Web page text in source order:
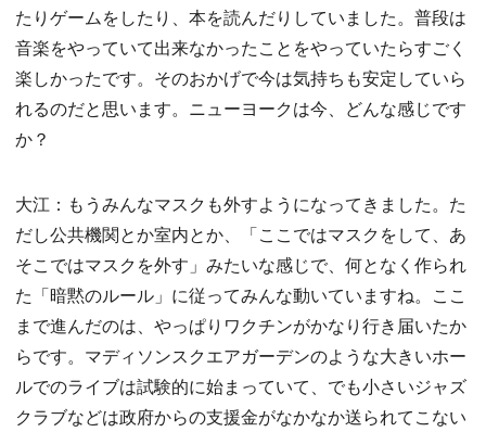
たりゲームをしたり、本を読んだりしていました。普段は
音楽をやっていて出来なかったことをやっていたらすごく
楽しかったです。そのおかげで今は気持ちも安定していら
れるのだと思います。ニューヨークは今、どんな感じです
か？
大江：もうみんなマスクも外すようになってきました。た
だし公共機関とか室内とか、「ここではマスクをして、あ
そこではマスクを外す」みたいな感じで、何となく作られ
た「暗黙のルール」に従ってみんな動いていますね。ここ
まで進んだのは、やっぱりワクチンがかなり行き届いたか
らです。マディソンスクエアガーデンのような大きいホー
ルでのライブは試験的に始まっていて、でも小さいジャズ
クラブなどは政府からの支援金がなかなか送られてこない